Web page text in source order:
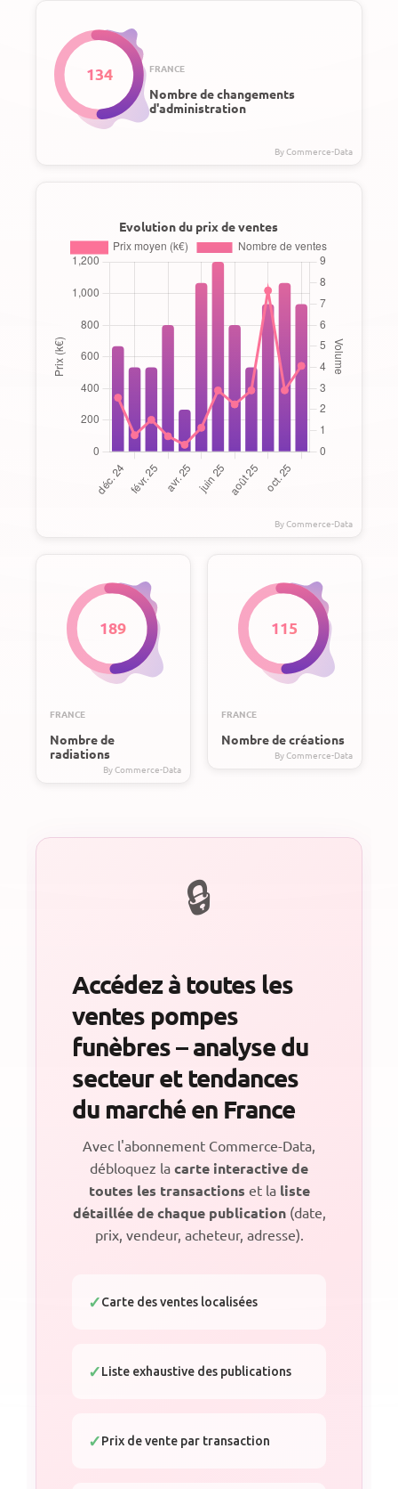
134 FRANCE
Nombre de changements
d'administration
Evolution du prix de ventes
189
FRANCE
Nombre de
radiations
115
FRANCE
Nombre de créations
Accédez à toutes les
ventes pompes
funèbres – analyse du
secteur et tendances
du marché en France
Avec l'abonnement Commerce-Data,
débloquez la carte interactive de
toutes les transactions et la liste
détaillée de chaque publication(date,
prix, vendeur, acheteur, adresse).
Carte des ventes localisées
Liste exhaustive des publications
Prix de vente par transaction